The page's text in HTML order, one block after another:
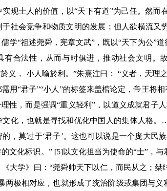
现士人的价值，以“天下有道”为己任。然而
社会竞争和物质文明的发展；但人欲横流又
学“祖述尧舜，宪章文武” ，既以“天下为公”道
有合法性，从而与时俱进，推动社会文明。
义， 小人喻於利。 ”朱熹注曰： “义者，天理
用“君子”“小人 ”的标签来盖棺论定，帝王将
理性，而是强调“重义轻利” ，以道义成就君子
化，也就是寻找和优化中国人的集体人格。
的，莫过于‘君子’。这也可以说是一个庞大民
文化标识。 ”[5]以文化担当为使命的“士” ，
大学》曰： “尧舜帅天下以仁，而民从之；桀
两极相对应，也就形成了统治阶级或集团与义